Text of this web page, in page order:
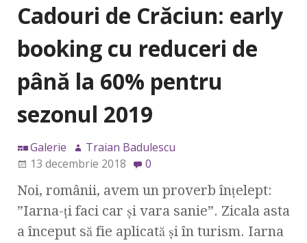
Cadouri de Crăciun: early
booking cu reduceri de
până la 60% pentru
sezonul 2019
Galerie
Traian Badulescu
13 decembrie 2018
0
Noi, românii, avem un proverb înțelept:
”Iarna-ți faci car și vara sanie”. Zicala asta
a început să fie aplicată și în turism. Iarna